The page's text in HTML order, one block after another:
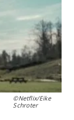
©Netflix/Eike
Schroter